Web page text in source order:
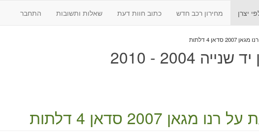
יצרן מחירון רכב חדש כתוב חוות דעת שאלות ותשובות התחבר
סדאן 4 דלתות
2004 - 2010
על רנו מגאן 2007 סדאן 4 דלתות